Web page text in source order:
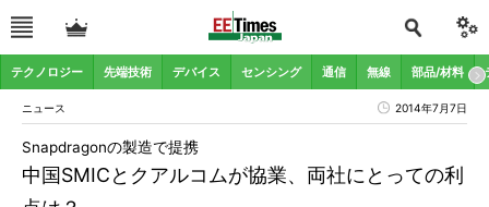
テクノロジー 先端技術 デバイス センシング 通信 無線 部品/材料
ニュース 2014年7月7日
中国SMICとクアルコムが協業、両社にとっての利
Snapdragonの製造で提携